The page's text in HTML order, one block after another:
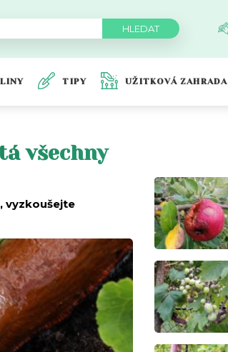
TIPY UŽITKOVÁ ZAHRADA
všechny
vyzkoušejte